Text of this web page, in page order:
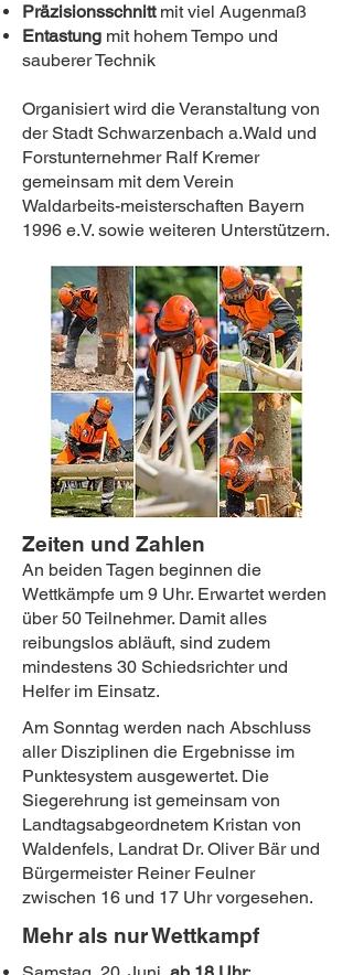
Präzisionsschnitt mit viel Augenmaß
Entastung mit hohem Tempo und
sauberer Technik
Organisiert wird die Veranstaltung von
der Stadt Schwarzenbach a.Wald und
Forstunternehmer Ralf Kremer
gemeinsam mit dem Verein
Waldarbeits-meisterschaften Bayern
1996 e.V. sowie weiteren Unterstützern.
Zeiten und Zahlen
An beiden Tagen beginnen die
Wettkämpfe um 9 Uhr. Erwartet werden
über 50 Teilnehmer. Damit alles
reibungslos abläuft, sind zudem
mindestens 30 Schiedsrichter und
Helfer im Einsatz.
Am Sonntag werden nach Abschluss
aller Disziplinen die Ergebnisse im
Punktesystem ausgewertet. Die
Siegerehrung ist gemeinsam von
Landtagsabgeordnetem Kristan von
Waldenfels, Landrat Dr. Oliver Bär und
Bürgermeister Reiner Feulner
zwischen 16 und 17 Uhr vorgesehen.
Mehr als nur Wettkampf